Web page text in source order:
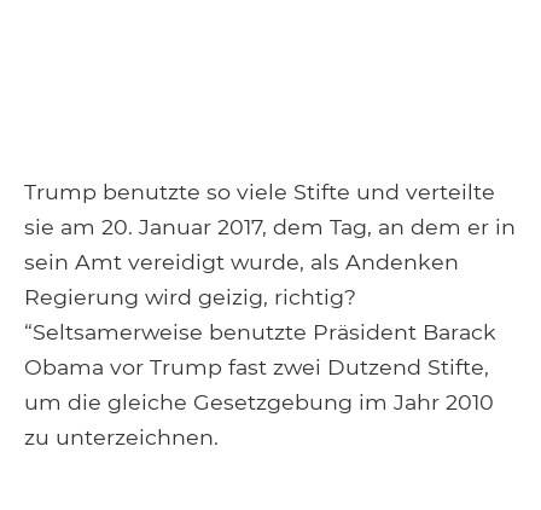
Trump benutzte so viele Stifte und verteilte
sie am 20. Januar 2017, dem Tag, an dem er in
sein Amt vereidigt wurde, als Andenken
Regierung wird geizig, richtig?
“Seltsamerweise benutzte Präsident Barack
Obama vor Trump fast zwei Dutzend Stifte,
um die gleiche Gesetzgebung im Jahr 2010
zu unterzeichnen.